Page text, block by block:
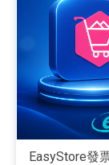
EasyStore發